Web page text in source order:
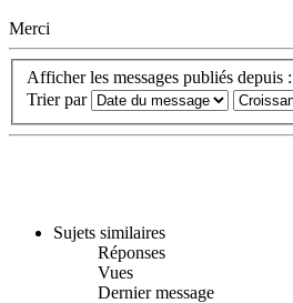
Merci
Afficher les messages publiés depuis :
Trier par
Sujets similaires
Réponses
Vues
Dernier message